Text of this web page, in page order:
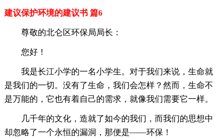
建议保护环境的建议书 篇6
尊敬的北仑区环保局局长：
您好！
我是长江小学的一名小学生。对于我们来说，生命就
是我们的一切。没有了生命，我们会怎样？然而，生命不
是万能的，它也有着自己的需求，就像我们需要它一样。
几千年的文化，造就了如今的我们，而我们的思想中
却忽略了一个永恒的漏洞，那便是——环保！